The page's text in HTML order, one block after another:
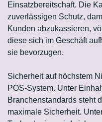
Einsatzbereitschaft. Die
zuverlässigen Schutz,
Kunden abzukassieren,
diese sich im Geschäft
sie bevorzugen.
Sicherheit auf höchstem
POS-System. Unter
Branchenstandards steht
maximale Sicherheit.